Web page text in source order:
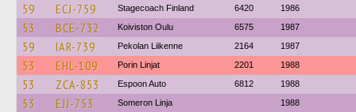
59 ECJ-759 Stagecoach Finland 6420 1986
53 BCE-732 Koiviston Oulu 6575 1987
59 IAR-739 Pekolan Liikenne 2164 1987
53 EHL-109 Porin Linjat 2201 1988
53 ZCA-853 Espoon Auto 6812 1988
53 EJJ-753 Someron Linja 1988